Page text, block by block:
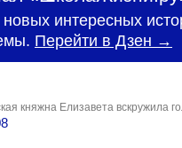
интересных
Перейти в Дзен →
княжна Елизавета вскружила